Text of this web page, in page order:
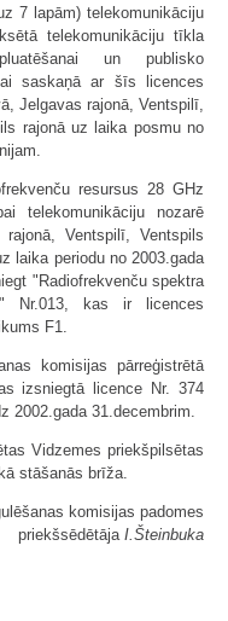
7 lapām) telekomunikāciju
telekomunikāciju tīkla
un publisko
saskaņā ar šīs licences
Jelgavas rajonā, Ventspilī,
rajonā uz laika posmu no
resursus 28 GHz
telekomunikāciju nozarē
Ventspilī, Ventspils
laika periodu no 2003.gada
"Radiofrekvenču spektra
Nr.013, kas ir licences
F1.
komisijas pārreģistrētā
izsniegtā licence Nr. 374
2002.gada 31.decembrim.
Vidzemes priekšpilsētas
stāšanās brīža.
komisijas padomes
priekšsēdētāja I.Šteinbuka